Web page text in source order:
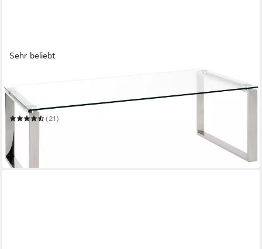
Sehr beliebt
Couchtisch Sofatisch, Wohnzimmertisch
120 x 40 x 60 cm B/H/T
(21)
ab 191,67 €
-29%
in 2-3 Werktagen bei dir